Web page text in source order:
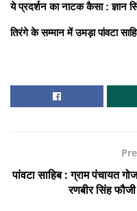
ये प्रदर्शन का नाटक कैसा : ज्ञान
तिरंगे के सम्मान में उमड़ा पांवटा
पांवटा साहिब : ग्राम पंचायत
रणबीर सिंह